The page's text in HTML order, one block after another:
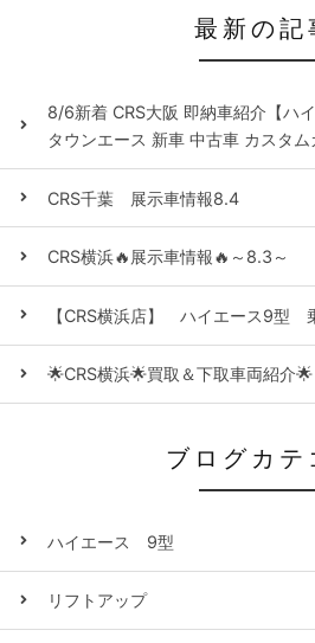
最新の記
8/6新着 CRS大阪 即納車紹介【ハ
タウンエース 新車 中古車 カスタム
CRS千葉 展示車情報8.4
CRS横浜🔥展示車情報🔥～8.3～
【CRS横浜店】 ハイエース9型
🌟CRS横浜🌟買取＆下取車両紹介🌟
ブログカテ
ハイエース 9型
リフトアップ